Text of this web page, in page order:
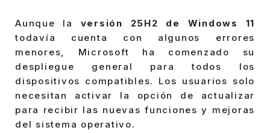
Aunque la versión 25H2 de Windows 11
todavía cuenta con algunos errores
menores, Microsoft ha comenzado su
despliegue general para todos los
dispositivos compatibles. Los usuarios solo
necesitan activar la opción de actualizar
para recibir las nuevas funciones y mejoras
del sistema operativo.